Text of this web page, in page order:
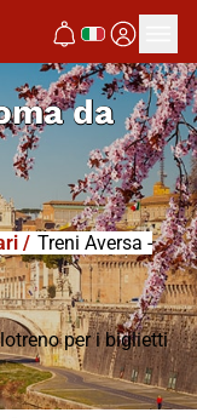
da
/ Treni Aversa -
per i biglietti